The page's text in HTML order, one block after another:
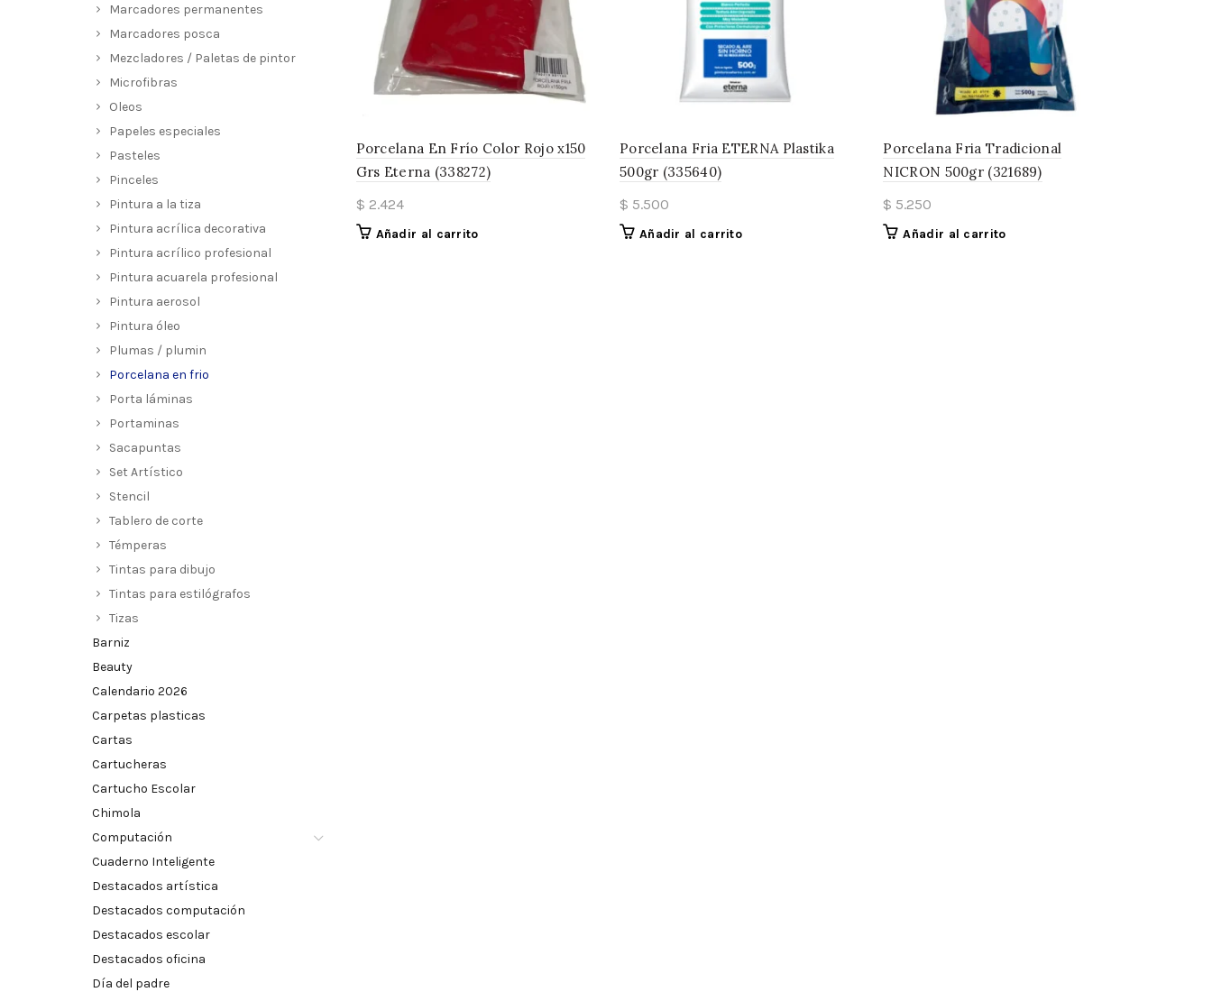
Porcelana En Frío Color Rojo x150
Grs Eterna (338272)
$ 2.424
Añadir al carrito
Porcelana Fria ETERNA Plastika
500gr (335640)
$ 5.500
Añadir al carrito
Porcelana Fria Tradicional
NICRON 500gr (321689)
$ 5.250
Añadir al carrito
Marcadores permanentes
Marcadores posca
Mezcladores / Paletas de pintor
Microfibras
Oleos
Papeles especiales
Pasteles
Pinceles
Pintura a la tiza
Pintura acrílica decorativa
Pintura acrílico profesional
Pintura acuarela profesional
Pintura aerosol
Pintura óleo
Plumas / plumin
Porcelana en frio
Porta láminas
Portaminas
Sacapuntas
Set Artístico
Stencil
Tablero de corte
Témperas
Tintas para dibujo
Tintas para estilógrafos
Tizas
Barniz
Beauty
Calendario 2026
Carpetas plasticas
Cartas
Cartucheras
Cartucho Escolar
Chimola
Computación
Cuaderno Inteligente
Destacados artística
Destacados computación
Destacados escolar
Destacados oficina
Día del padre